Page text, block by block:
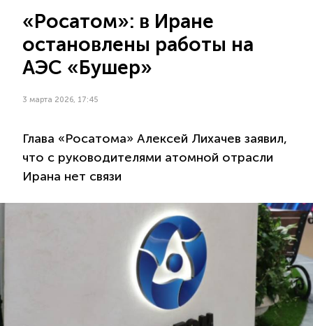
«Росатом»: в Иране
остановлены работы на
АЭС «Бушер»
3 марта 2026, 17:45
Глава «Росатома» Алексей Лихачев заявил,
что с руководителями атомной отрасли
Ирана нет связи